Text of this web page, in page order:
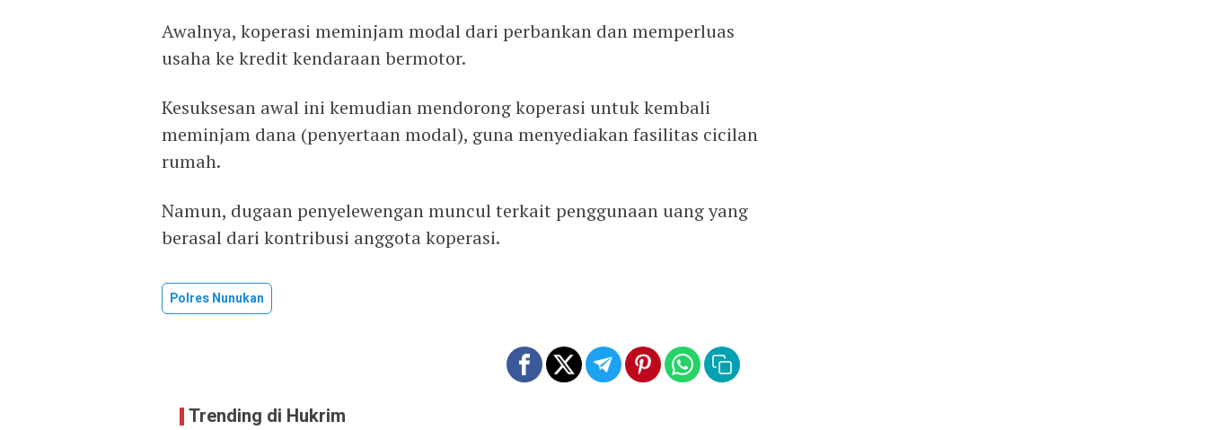
Awalnya, koperasi meminjam modal dari perbankan dan memperluas
usaha ke kredit kendaraan bermotor.
Kesuksesan awal ini kemudian mendorong koperasi untuk kembali
meminjam dana (penyertaan modal), guna menyediakan fasilitas cicilan
rumah.
Namun, dugaan penyelewengan muncul terkait penggunaan uang yang
berasal dari kontribusi anggota koperasi.
Polres Nunukan
Trending di Hukrim